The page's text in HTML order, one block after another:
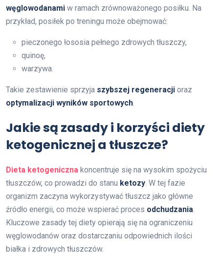
węglowodanami w ramach zrównoważonego posiłku. Na
przykład, posiłek po treningu może obejmować:
pieczonego łososia pełnego zdrowych tłuszczy,
quinoę,
warzywa.
Takie zestawienie sprzyja szybszej regeneracji oraz
optymalizacji wyników sportowych
Jakie są zasady i korzyści diety
ketogenicznej a tłuszcze?
Dieta ketogeniczna koncentruje się na wysokim spożyciu
tłuszczów, co prowadzi do stanu ketozy . W tej fazie
organizm zaczyna wykorzystywać tłuszcz jako główne
źródło energii, co może wspierać proces odchudzania
Kluczowe zasady tej diety opierają się na ograniczeniu
węglowodanów oraz dostarczaniu odpowiednich ilości
białka i zdrowych tłuszczów.